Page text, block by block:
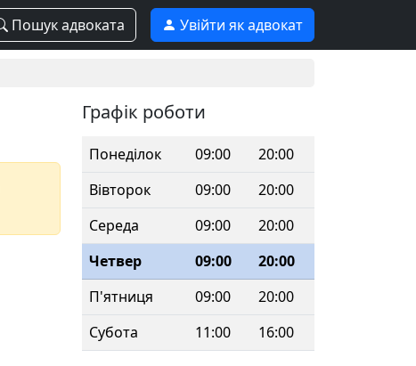
Пошук адвоката Увійти як адвокат
Графік роботи
Понеділок 09:00
20:00
Вівторок
09:00
20:00
Середа
09:00
20:00
Четвер
09:00
20:00
П'ятниця
09:00
20:00
Субота
11:00 16:00